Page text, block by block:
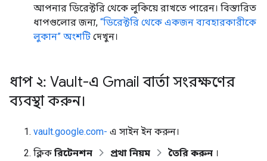
আপনার ডিরেক্টরি থেকে লুকিয়ে রাখতে পারেন। বিস্তারিত
ধাপগুলোর জন্য, “ডিরেক্টরি থেকে একজন ব্যবহারকারীকে
লুকান” অংশটি দেখুন।
ধাপ ২: Vault-এ Gmail বার্তা সংরক্ষণের
ব্যবস্থা করুন।
vault.google.com- এ সাইন ইন করুন।
ক্লিক রিটেনশন প্রথা নিয়ম তৈরি করুন ।